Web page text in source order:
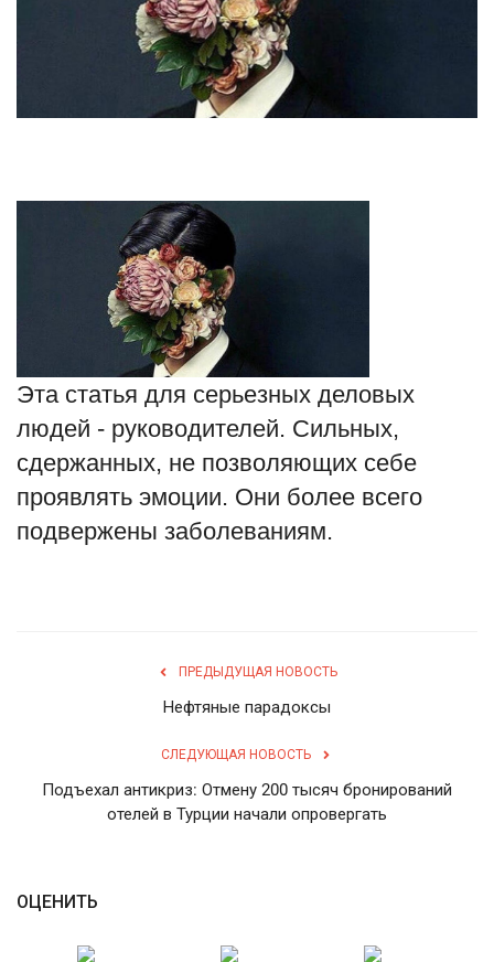
Здоровье
Образование
Шоу-бизнес
В мире
Россия
Язык
English Русский
Эта статья для серьезных деловых
людей - руководителей. Сильных,
сдержанных, не позволяющих себе
проявлять эмоции. Они более всего
подвержены заболеваниям.
ПРЕДЫДУЩАЯ НОВОСТЬ
Нефтяные парадоксы
СЛЕДУЮЩАЯ НОВОСТЬ
Подъехал антикриз: Отмену 200 тысяч бронирований
отелей в Турции начали опровергать
ОЦЕНИТЬ